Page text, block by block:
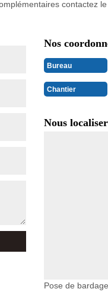
contactez
Nos
Bureau
Chantier
Nous localiser
Pose de